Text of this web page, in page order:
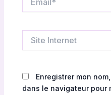
Internet
Enregistrer mon
dans le navigateur pour